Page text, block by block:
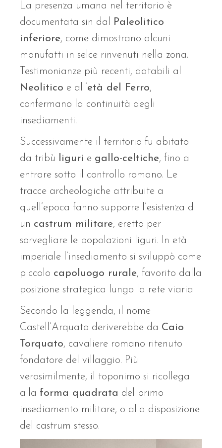
La presenza umana nel territorio è
documentata sin dal Paleolitico
inferiore, come dimostrano alcuni
manufatti in selce rinvenuti nella zona.
Testimonianze più recenti, databili al
Neolitico e all’ età del Ferro,
confermano la continuità degli
insediamenti.
Successivamente il territorio fu abitato
da tribù liguri e gallo-celtiche, fino a
entrare sotto il controllo romano. Le
tracce archeologiche attribuite a
quell’epoca fanno supporre l’esistenza di
un castrum militare, eretto per
sorvegliare le popolazioni liguri. In età
imperiale l’insediamento si sviluppò come
piccolo capoluogo rurale, favorito dalla
posizione strategica lungo la rete viaria.
Secondo la leggenda, il nome
Castell’Arquato deriverebbe da Caio
Torquato, cavaliere romano ritenuto
fondatore del villaggio. Più
verosimilmente, il toponimo si ricollega
alla forma quadrata del primo
insediamento militare, o alla disposizione
del castrum stesso.